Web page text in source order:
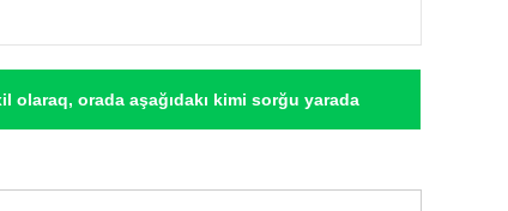
olaraq, orada aşağıdakı kimi sorğu yarada
modeli]" yerinə təsvirini yazmaq